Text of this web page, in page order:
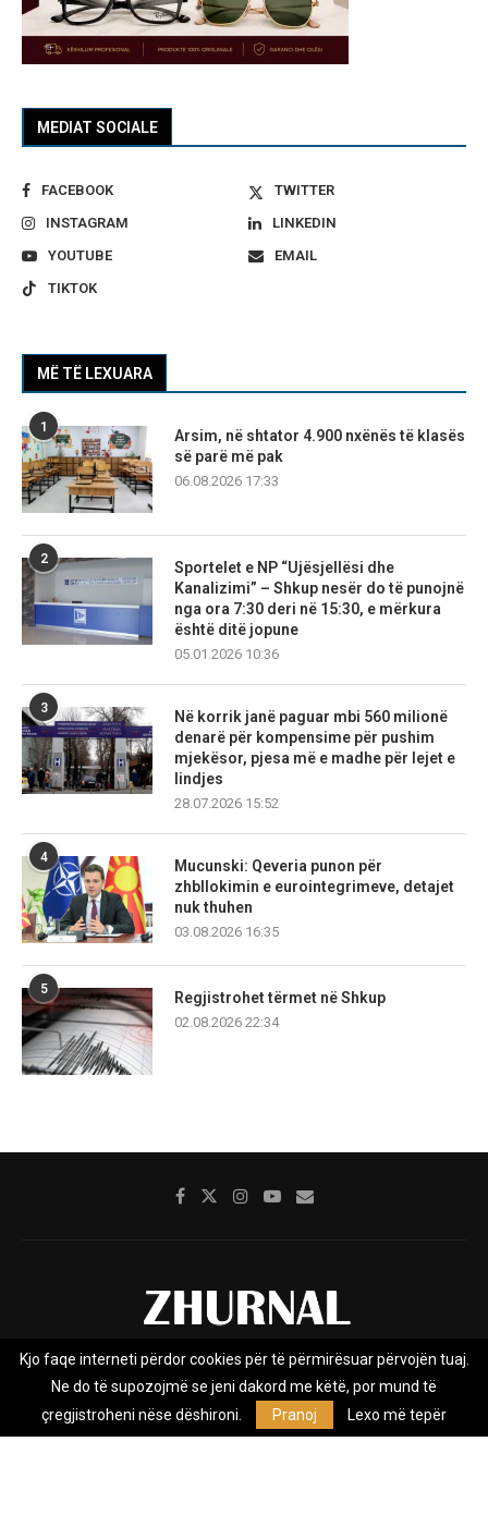
MEDIAT SOCIALE
FACEBOOK
TWITTER
INSTAGRAM
LINKEDIN
YOUTUBE
EMAIL
TIKTOK
MË TË LEXUARA
1
Arsim, në shtator 4.900 nxënës të klasës
së parë më pak
06.08.2026 17:33
2
Sportelet e NP “Ujësjellësi dhe
Kanalizimi” – Shkup nesër do të punojnë
nga ora 7:30 deri në 15:30, e mërkura
është ditë jopune
05.01.2026 10:36
3
Në korrik janë paguar mbi 560 milionë
denarë për kompensime për pushim
mjekësor, pjesa më e madhe për lejet e
lindjes
28.07.2026 15:52
4
Mucunski: Qeveria punon për
zhbllokimin e eurointegrimeve, detajet
nuk thuhen
03.08.2026 16:35
5
Regjistrohet tërmet në Shkup
02.08.2026 22:34
Rreth nesh Impresumi Marketing
Privacy Policy
Zhurnal.mk është Agjenci e Lajmeve e pavarur, e themeluar në vitin
Kjo faqe interneti përdor cookies për të përmirësuar përvojën tuaj.
Ne do të supozojmë se jeni dakord me këtë, por mund të
çregjistroheni nëse dëshironi.
Pranoj Lexo më tepër